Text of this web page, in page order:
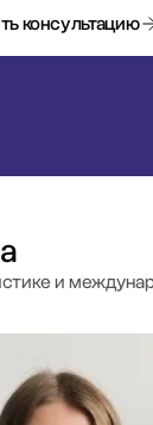
консультацию
и